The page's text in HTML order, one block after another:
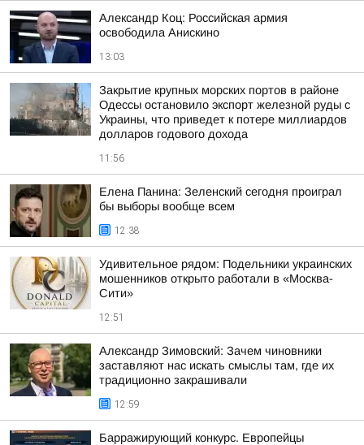
Александр Коц: Российская армия
освободила Анискино
13:03
Закрытие крупных морских портов в районе
Одессы остановило экспорт железной руды с
Украины, что приведет к потере миллиардов
долларов годового дохода
11:56
Елена Панина: Зеленский сегодня проиграл
бы выборы вообще всем
12:38
Удивительное рядом: Подельники украинских
мошенников открыто работали в «Москва-
Сити»
12:51
Александр Зимовский: Зачем чиновники
заставляют нас искать смыслы там, где их
традиционно закрашивали
12:59
Барражирующий конкурс. Европейцы